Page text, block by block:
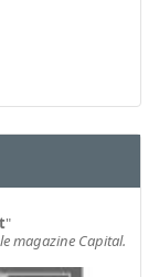
"
magazine Capital.